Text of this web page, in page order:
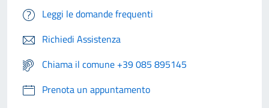
Leggi le domande frequenti
Richiedi Assistenza
Chiama il comune +39 085 895145
Prenota un appuntamento